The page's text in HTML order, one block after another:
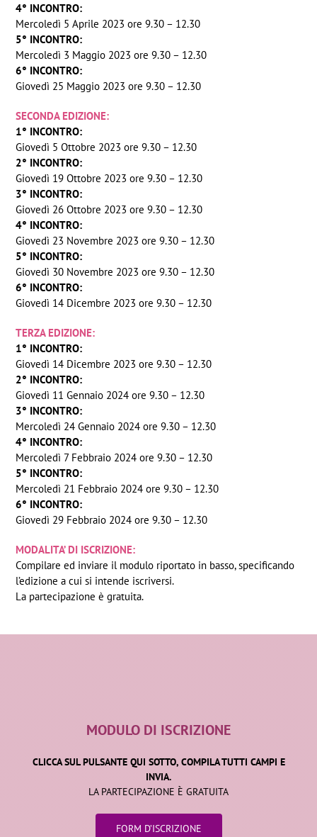
4° INCONTRO:
Mercoledì 5 Aprile 2023 ore 9.30 – 12.30
5° INCONTRO:
Mercoledì 3 Maggio 2023 ore 9.30 – 12.30
6° INCONTRO:
Giovedì 25 Maggio 2023 ore 9.30 – 12.30
SECONDA EDIZIONE:
1° INCONTRO:
Giovedì 5 Ottobre 2023 ore 9.30 – 12.30
2° INCONTRO:
Giovedì 19 Ottobre 2023 ore 9.30 – 12.30
3° INCONTRO:
Giovedì 26 Ottobre 2023 ore 9.30 – 12.30
4° INCONTRO:
Giovedì 23 Novembre 2023 ore 9.30 – 12.30
5° INCONTRO:
Giovedì 30 Novembre 2023 ore 9.30 – 12.30
6° INCONTRO:
Giovedì 14 Dicembre 2023 ore 9.30 – 12.30
TERZA EDIZIONE:
1° INCONTRO:
Giovedì 14 Dicembre 2023 ore 9.30 – 12.30
2° INCONTRO:
Giovedì 11 Gennaio 2024 ore 9.30 – 12.30
3° INCONTRO:
Mercoledì 24 Gennaio 2024 ore 9.30 – 12.30
4° INCONTRO:
Mercoledì 7 Febbraio 2024 ore 9.30 – 12.30
5° INCONTRO:
Mercoledì 21 Febbraio 2024 ore 9.30 – 12.30
6° INCONTRO:
Giovedì 29 Febbraio 2024 ore 9.30 – 12.30
MODALITA’ DI ISCRIZIONE:
Compilare ed inviare il modulo riportato in basso, specificando
l’edizione a cui si intende iscriversi.
La partecipazione è gratuita.
MODULO DI ISCRIZIONE
CLICCA SUL PULSANTE QUI SOTTO, COMPILA TUTTI CAMPI E
INVIA.
LA PARTECIPAZIONE È GRATUITA
FORM D’ISCRIZIONE